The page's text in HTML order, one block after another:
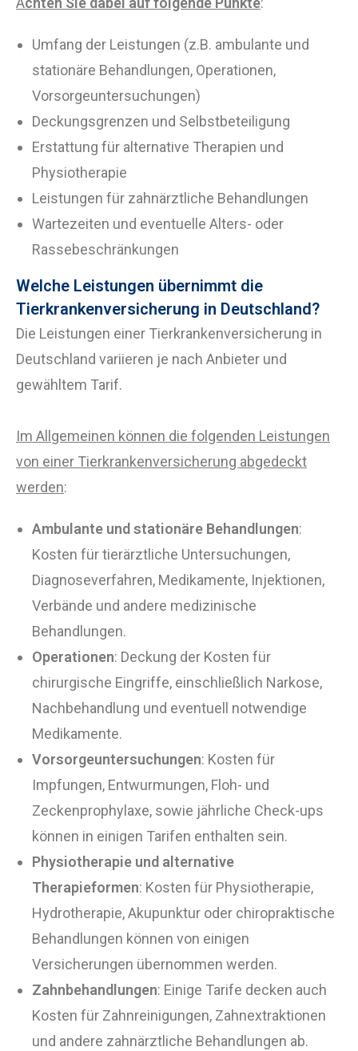
Umfang der Leistungen (z.B. ambulante und
stationäre Behandlungen, Operationen,
Vorsorgeuntersuchungen)
Deckungsgrenzen und Selbstbeteiligung
Erstattung für alternative Therapien und
Physiotherapie
Leistungen für zahnärztliche Behandlungen
Wartezeiten und eventuelle Alters- oder
Rassebeschränkungen
Welche Leistungen übernimmt die
Tierkrankenversicherung in Deutschland?
Die Leistungen einer Tierkrankenversicherung in
Deutschland variieren je nach Anbieter und
gewähltem Tarif.
Im Allgemeinen können die folgenden Leistungen
von einer Tierkrankenversicherung abgedeckt
werden:
Ambulante und stationäre Behandlungen:
Kosten für tierärztliche Untersuchungen,
Diagnoseverfahren, Medikamente, Injektionen,
Verbände und andere medizinische
Behandlungen.
Operationen: Deckung der Kosten für
chirurgische Eingriffe, einschließlich Narkose,
Nachbehandlung und eventuell notwendige
Medikamente.
Vorsorgeuntersuchungen: Kosten für
Impfungen, Entwurmungen, Floh- und
Zeckenprophylaxe, sowie jährliche Check-ups
können in einigen Tarifen enthalten sein.
Physiotherapie und alternative
Therapieformen: Kosten für Physiotherapie,
Hydrotherapie, Akupunktur oder chiropraktische
Behandlungen können von einigen
Versicherungen übernommen werden.
Zahnbehandlungen: Einige Tarife decken auch
Kosten für Zahnreinigungen, Zahnextraktionen
und andere zahnärztliche Behandlungen ab.